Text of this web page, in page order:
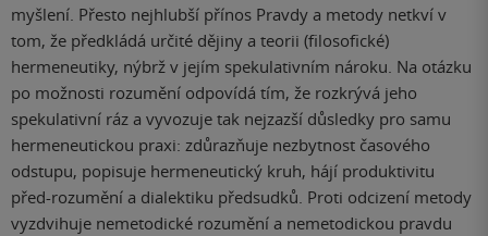
myšlení. Přesto nejhlubší přínos Pravdy a metody netkví v
tom, že předkládá určité dějiny a teorii (filosofické)
hermeneutiky, nýbrž v jejím spekulativním nároku. Na otázku
po možnosti rozumění odpovídá tím, že rozkrývá jeho
spekulativní ráz a vyvozuje tak nejzazší důsledky pro samu
hermeneutickou praxi: zdůrazňuje nezbytnost časového
odstupu, popisuje hermeneutický kruh, hájí produktivitu
před-rozumění a dialektiku předsudků. Proti odcizení metody
vyzdvihuje nemetodické rozumění a nemetodickou pravdu